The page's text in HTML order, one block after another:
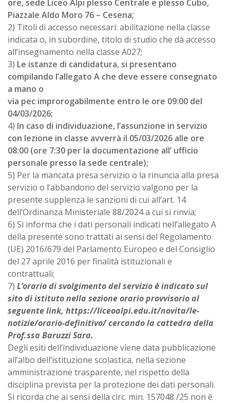
ore, sede Liceo Alpi plesso Centrale e plesso Cubo,
Piazzale Aldo Moro 76 – Cesena;
2) Titoli di accesso necessari: abilitazione nella classe
indicata o, in subordine, titolo di studio che dà accesso
all’insegnamento nella classe A027;
3) Le istanze di candidatura, si presentano
compilando l’allegato A che deve essere consegnato
a mano o
via pec improrogabilmente entro le ore 09:00 del
04/03/2026;
4) In caso di individuazione, l’assunzione in servizio
con lezione in classe avverrà il 05/03/2026 alle ore
08:00 (ore 7:30 per la documentazione all’ ufficio
personale presso la sede centrale);
5) Per la mancata presa servizio o la rinuncia alla presa
servizio o l’abbandono del servizio valgono per la
presente supplenza le sanzioni di cui all’art. 14
dell’Ordinanza Ministeriale 88/2024 a cui si rinvia;
6) Si informa che i dati personali indicati nell’allegato A
della presente sono trattati ai sensi del Regolamento
(UE) 2016/679 del Parlamento Europeo e del Consiglio
del 27 aprile 2016 per finalità istituzionali e
contrattuali;
7) L’orario di svolgimento del servizio è indicato sul
sito di istituto nella sezione orario provvisorio al
seguente link, https://liceoalpi.edu.it/novita/le-
notizie/orario-definitivo/ cercando la cattedra della
Prof.ssa Baruzzi Sara.
Degli esiti dell’individuazione viene data pubblicazione
all’albo dell’istituzione scolastica, nella sezione
amministrazione trasparente, nel rispetto della
disciplina prevista per la protezione dei dati personali.
Si ricorda che ai sensi della circ. min. 157048 /25 non è